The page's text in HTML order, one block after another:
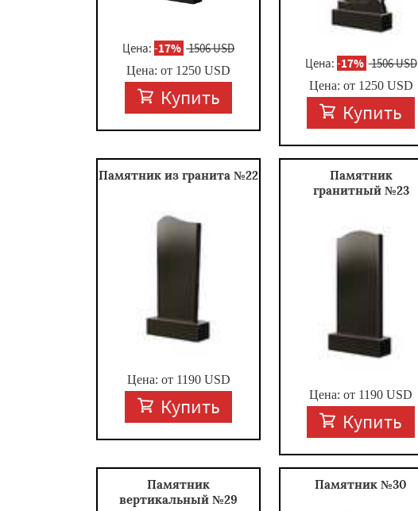
Цена:-17% 1506 USD
Цена: от 1250 USD
Купить
Цена: -17% 1506 USD
Цена: от 1250USD
Купить
Памятник из гранита №22
Цена: от 1190USD
Купить
Памятник
гранитный №23
Цена: от 1190 USD
Купить
Памятник
вертикальный №29
Памятник №30